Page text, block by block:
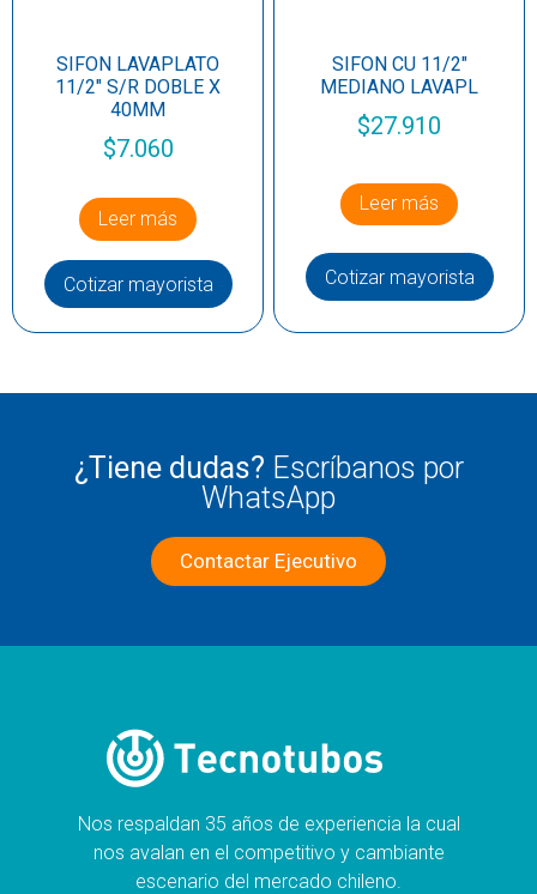
SIFON LAVAPLATO
11/2″ S/R DOBLE X
40MM
$7.060
Leer más
Cotizar mayorista
SIFON CU 11/2″
MEDIANO LAVAPL
$27.910
Leer más
Cotizar mayorista
¿Tiene dudas? Escríbanos por
WhatsApp
Contactar Ejecutivo
Nos respaldan 35 años de experiencia la cual
nos avalan en el competitivo y cambiante
escenario del mercado chileno.